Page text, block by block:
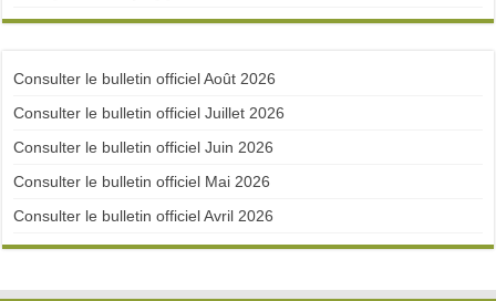
Consulter le bulletin officiel Août 2026
Consulter le bulletin officiel Juillet 2026
Consulter le bulletin officiel Juin 2026
Consulter le bulletin officiel Mai 2026
Consulter le bulletin officiel Avril 2026